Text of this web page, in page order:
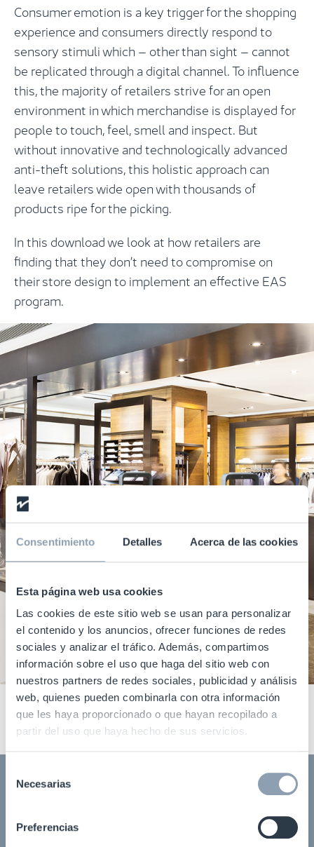
Consentimiento Detalles Acerca de las cookies
Esta página web usa cookies
Las cookies de este sitio web se usan para personalizar
el contenido y los anuncios, ofrecer funciones de redes
sociales y analizar el tráfico. Además, compartimos
información sobre el uso que haga del sitio web con
nuestros partners de redes sociales, publicidad y análisis
web, quienes pueden combinarla con otra información
que les haya proporcionado o que hayan recopilado a
partir del uso que haya hecho de sus servicios.
Necesarias
Preferencias
Consumer emotion is a key trigger for the shopping
experience and consumers directly respond to
sensory stimuli which – other than sight – cannot
be replicated through a digital channel. To influence
this, the majority of retailers strive for an open
environment in which merchandise is displayed for
people to touch, feel, smell and inspect. But
without innovative and technologically advanced
anti-theft solutions, this holistic approach can
leave retailers wide open with thousands of
products ripe for the picking.
In this download we look at how retailers are
finding that they don’t need to compromise on
their store design to implement an effective EAS
program.
Download our report
Nombre y apellidos